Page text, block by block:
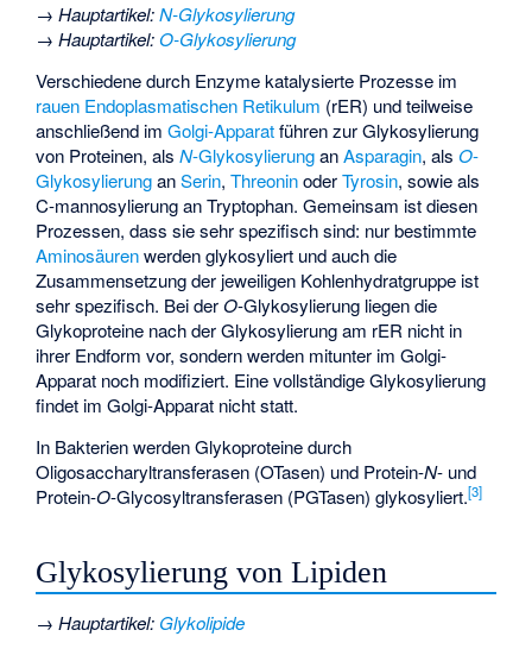
→Hauptartikel:N-Glykosylierung
→Hauptartikel:O-Glykosylierung
Verschiedene durch Enzyme katalysierte Prozesse im
rauen Endoplasmatischen Retikulum (rER) und teilweise
anschließend imGolgi-Apparatführen zur Glykosylierung
von Proteinen, alsN-GlykosylierunganAsparagin, alsO-
GlykosylierunganSerin,ThreoninoderTyrosin, sowie als
C-mannosylierung an Tryptophan. Gemeinsam ist diesen
Prozessen, dass sie sehr spezifisch sind: nur bestimmte
Aminosäurenwerden glykosyliert und auch die
Zusammensetzung der jeweiligen Kohlenhydratgruppe ist
sehr spezifisch. Bei derO-Glykosylierung liegen die
Glykoproteine nach der Glykosylierung am rER nicht in
ihrer Endform vor, sondern werden mitunter im Golgi-
Apparat noch modifiziert. Eine vollständige Glykosylierung
findet im Golgi-Apparat nicht statt.
In Bakterien werden Glykoproteine durch
Oligosaccharyltransferasen (OTasen) und Protein-N- und
Protein-O-Glycosyltransferasen (PGTasen) glykosyliert.[3]
Glykosylierung von Lipiden
→Hauptartikel: Glykolipide